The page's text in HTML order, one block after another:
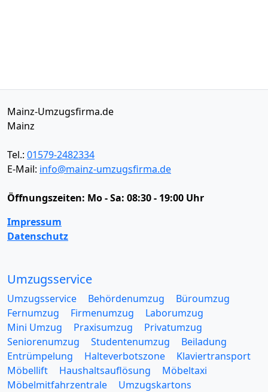
Mainz-Umzugsfirma.de
Mainz
Tel.: 01579-2482334
E-Mail: info@mainz-umzugsfirma.de
Öffnungszeiten: Mo - Sa: 08:30 - 19:00 Uhr
Impressum
Datenschutz
Umzugsservice
Umzugsservice Behördenumzug
Büroumzug
Fernumzug
Firmenumzug
Laborumzug
Mini Umzug
Praxisumzug
Privatumzug
Seniorenumzug
Studentenumzug
Beiladung
Entrümpelung
Halteverbotszone
Klaviertransport
Möbellift
Haushaltsauflösung
Möbeltaxi
Möbelmitfahrzentrale
Umzugskartons